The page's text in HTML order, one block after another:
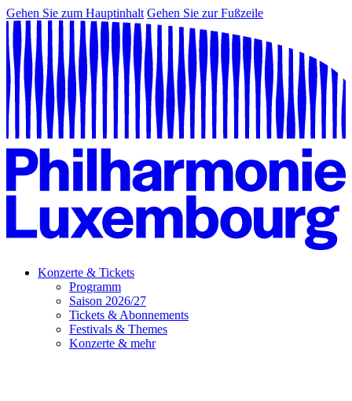
Gehen Sie zum Hauptinhalt Gehen Sie zur Fußzeile
Konzerte & Tickets
Programm
Saison 2026/27
Tickets & Abonnements
Festivals & Themes
Konzerte & mehr